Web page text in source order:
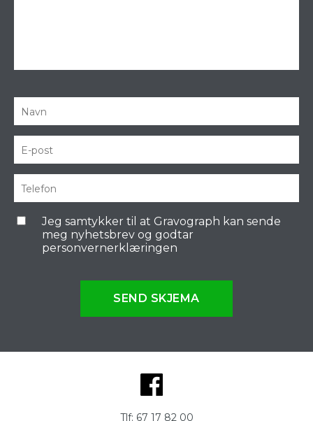
Jeg samtykker til at Gravograph kan sende
meg nyhetsbrev og godtar
personvernerklæringen
SEND SKJEMA
Tlf: 67 17 82 00